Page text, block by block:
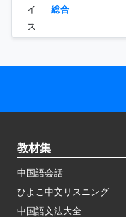
イ
ス
総合
教材集
中国語会話
ひよこ中文リスニング
中国語文法大全